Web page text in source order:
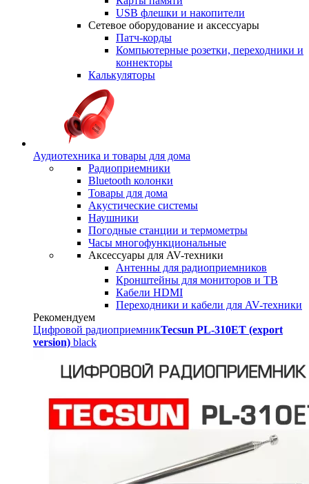
USB флешки и накопители
Сетевое оборудование и аксессуары
Патч-корды
Компьютерные розетки, переходники и
коннекторы
Калькуляторы
Аудиотехника и товары для дома
Радиоприемники
Bluetooth колонки
Товары для дома
Акустические системы
Наушники
Погодные станции и термометры
Часы многофункциональные
Аксессуары для AV-техники
Антенны для радиоприемников
Кронштейны для мониторов и ТВ
Кабели HDMI
Переходники и кабели для AV-техники
Рекомендуем
Цифровой радиоприемникTecsun PL-310ET (export
version) black